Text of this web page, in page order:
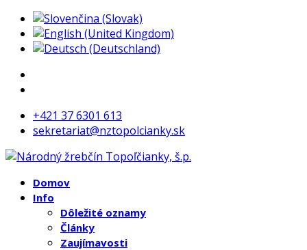
+421 37 6301 613
sekretariat@nztopolcianky.sk
Domov
Info
Dôležité oznamy
Články
Zaujímavosti